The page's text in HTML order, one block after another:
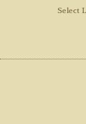
Select